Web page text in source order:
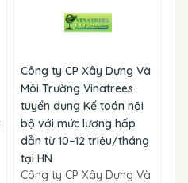
Công ty CP Xây Dựng Và
Môi Trường Vinatrees
tuyển dụng Kế toán nội
bộ với mức lương hấp
dẫn từ 10–12 triệu/tháng
tại HN
Công ty CP Xây Dựng Và